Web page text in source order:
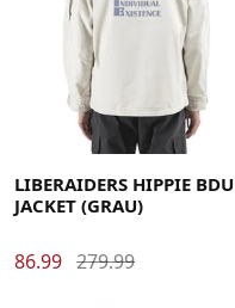
Medium X-Large
LIBERAIDERS HIPPIE BDU
JACKET (GRAU)
86.99 279.99